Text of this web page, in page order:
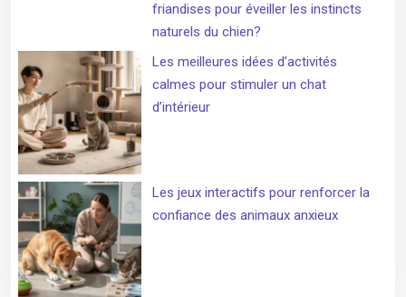
friandises pour éveiller les instincts
naturels du chien?
Les meilleures idées d’activités
calmes pour stimuler un chat
d’intérieur
Les jeux interactifs pour renforcer la
confiance des animaux anxieux